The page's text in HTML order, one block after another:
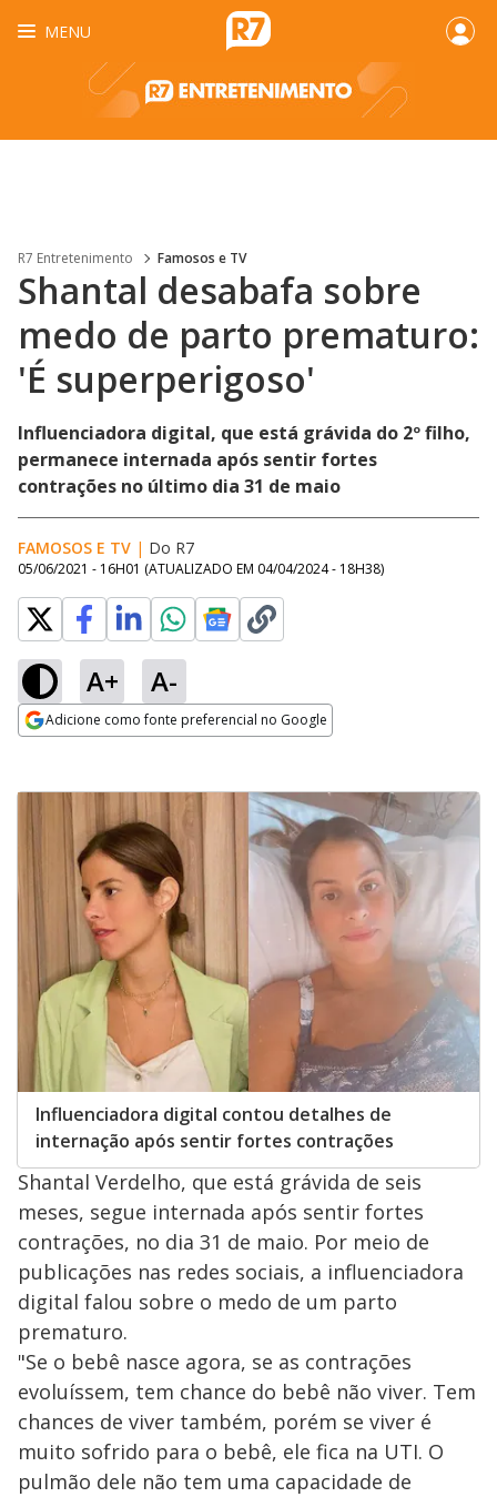
MENU
R7 Entretenimento Famosos e TV
Shantal desabafa sobre
medo de parto prematuro:
'É superperigoso'
Influenciadora digital, que está grávida do 2º filho,
permanece internada após sentir fortes
contrações no último dia 31 de maio
FAMOSOS E TV | Do R7
05/06/2021 - 16H01 (ATUALIZADO EM 04/04/2024 - 18H38)
A+ A-
Adicione como fonte preferencial no Google
Influenciadora digital contou detalhes de
internação após sentir fortes contrações
Shantal Verdelho, que está grávida de seis
meses, segue internada após sentir fortes
contrações, no dia 31 de maio. Por meio de
publicações nas redes sociais, a influenciadora
digital falou sobre o medo de um parto
prematuro.
"Se o bebê nasce agora, se as contrações
evoluíssem, tem chance do bebê não viver. Tem
chances de viver também, porém se viver é
muito sofrido para o bebê, ele fica na UTI. O
pulmão dele não tem uma capacidade de